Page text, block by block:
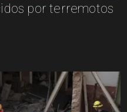
por terremotos